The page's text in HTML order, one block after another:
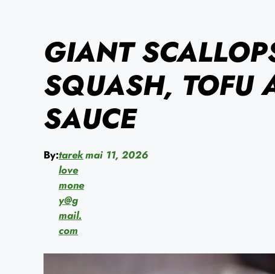
GIANT
SQUASH, TOFU
SAUCE
By:tarek
love
mone
y@g
mail.
com
mai 11, 2026